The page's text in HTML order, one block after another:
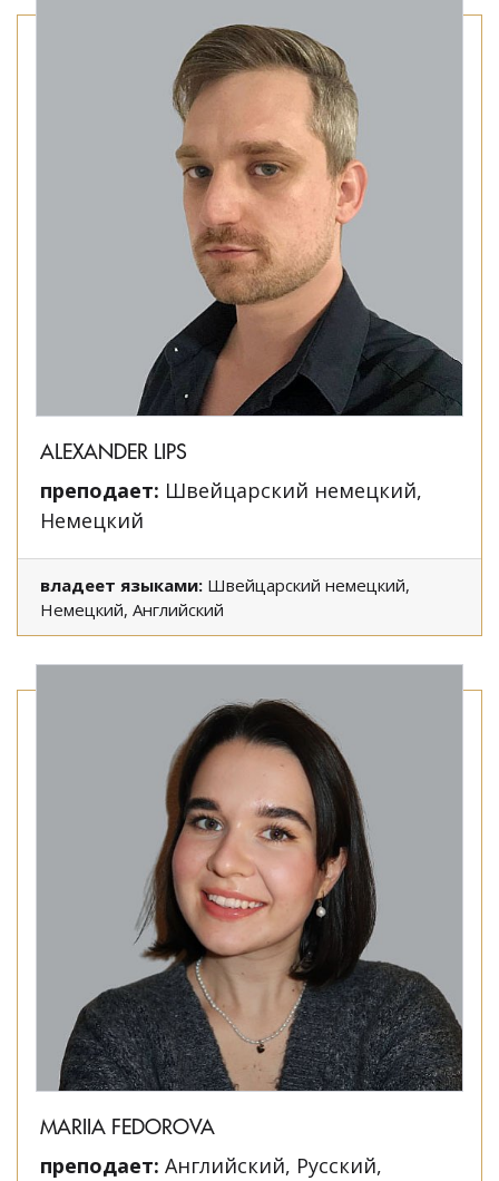
ALEXANDER LIPS
преподает: Швейцарский немецкий,
Немецкий
владеет языками: Швейцарский немецкий,
Немецкий, Английский
MARIIA FEDOROVA
преподает: Английский, Русский,